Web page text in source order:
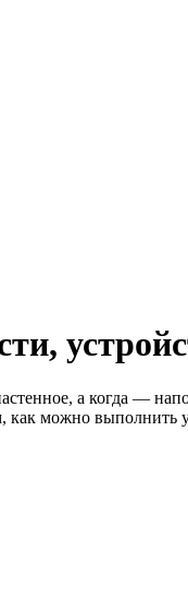
а когда —
можно выполнить